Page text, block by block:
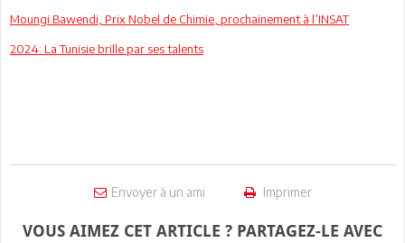
Moungi Bawendi, Prix Nobel de Chimie, prochainement à l’INSAT
2024: La Tunisie brille par ses talents
Envoyer à un ami Imprimer
VOUS AIMEZ CET ARTICLE ? PARTAGEZ-LE AVEC